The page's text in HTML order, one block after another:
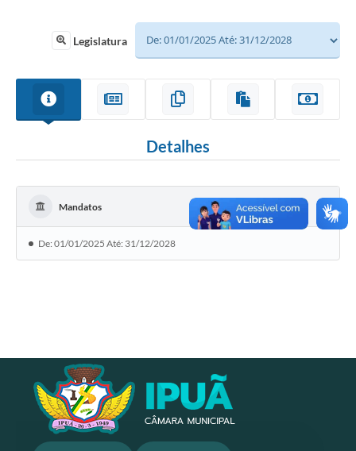
Legislatura
Detalhes
Mandatos
De: 01/01/2025 Até: 31/12/2028